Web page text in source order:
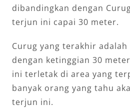
dibandingkan dengan
terjun ini capai 30 meter.
Curug yang terakhir adalah
dengan ketinggian 30
ini terletak di area yang
banyak orang yang tahu
terjun ini.